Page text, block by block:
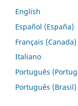
English
Español (España)
Français (Canada)
Italiano
Português
Português (Brasil)